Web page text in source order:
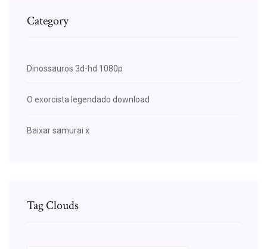
Category
Dinossauros 3d-hd 1080p
O exorcista legendado download
Baixar samurai x
Tag Clouds